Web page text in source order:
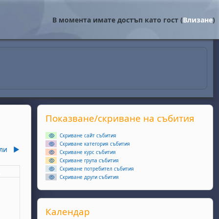
В момента имате достъп като гост (Влизане)
▶︎
6 юнинеделя, 7 юни
Supplementary blocks
Прескочи Показване/скриване на събития
Показване/скриване на събития
Скриване сайт събития
Скриване категория събития
Скриване курс събития
Скриване група събития
Скриване потребител събития
Скриване други събития
Прескочи Календар
Календар